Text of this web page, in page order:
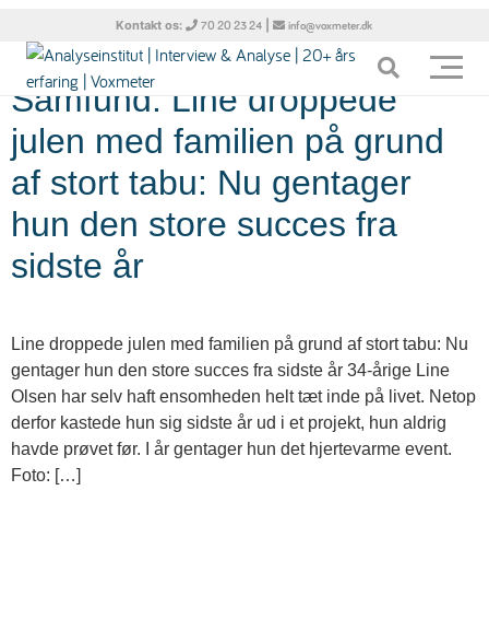
Kontakt os: 70 20 23 24 | info@voxmeter.dk
Tag: Jul
Samfund: Line droppede
julen med familien på grund
af stort tabu: Nu gentager
hun den store succes fra
sidste år
Line droppede julen med familien på grund af stort tabu: Nu
gentager hun den store succes fra sidste år 34-årige Line
Olsen har selv haft ensomheden helt tæt inde på livet. Netop
derfor kastede hun sig sidste år ud i et projekt, hun aldrig
havde prøvet før. I år gentager hun det hjertevarme event.
Foto: […]